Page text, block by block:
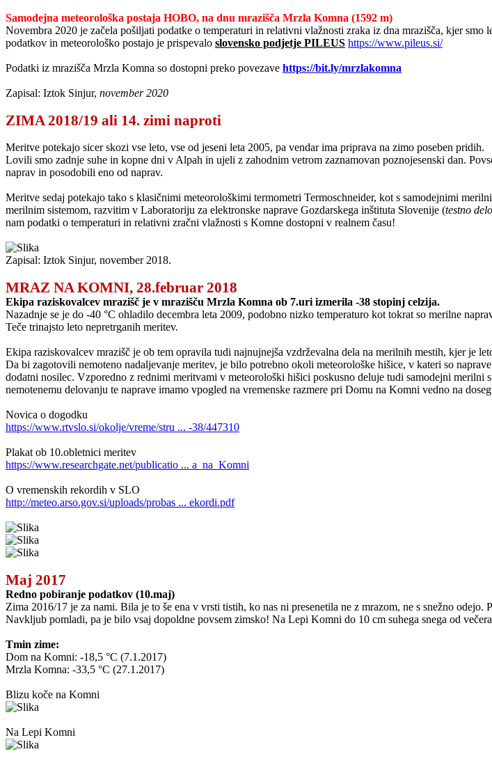
Samodejna meteorološka postaja HOBO, na dnu mrazišča Mrzla Komna (1592 m)
Novembra 2020 je začela pošiljati podatke o temperaturi in relativni vlažnosti zraka iz dna mrazišča, kjer
podatkov in meteorološko postajo je prispevalo slovensko podjetje PILEUS https://www.pileus.si/
Podatki iz mrazišča Mrzla Komna so dostopni preko povezave https://bit.ly/mrzlakomna
Zapisal: Iztok Sinjur, november 2020
ZIMA 2018/19 ali 14. zimi naproti
Meritve potekajo sicer skozi vse leto, vse od jeseni leta 2005, pa vendar ima priprava na zimo poseben pridih.
Lovili smo zadnje suhe in kopne dni v Alpah in ujeli z zahodnim vetrom zaznamovan poznojesenski dan.
naprav in posodobili eno od naprav.
Meritve sedaj potekajo tako s klasičnimi meteorološkimi termometri Termoschneider, kot s samodejnimi
merilnim sistemom, razvitim v Laboratoriju za elektronske naprave Gozdarskega inštituta Slovenije (testno
nam podatki o temperaturi in relativni zračni vlažnosti s Komne dostopni v realnem času!
Zapisal: Iztok Sinjur, november 2018.
MRAZ NA KOMNI, 28.februar 2018
Ekipa raziskovalcev mrazišč je v mrazišču Mrzla Komna ob 7.uri izmerila -38 stopinj celzija.
Nazadnje se je do -40 °C ohladilo decembra leta 2009, podobno nizko temperaturo kot tokrat so merilne
Teče trinajsto leto nepretrganih meritev.
Ekipa raziskovalcev mrazišč je ob tem opravila tudi najnujnejša vzdrževalna dela na merilnih mestih, kjer
Da bi zagotovili nemoteno nadaljevanje meritev, je bilo potrebno okoli meteorološke hišice, v kateri so
dodatni nosilec. Vzporedno z rednimi meritvami v meteorološki hišici poskusno deluje tudi samodejni
nemotenemu delovanju te naprave imamo vpogled na vremenske razmere pri Domu na Komni vedno na
Novica o dogodku
https://www.rtvslo.si/okolje/vreme/stru ... -38/447310
Plakat ob 10.obletnici meritev
https://www.researchgate.net/publicatio ... a_na_Komni
O vremenskih rekordih v SLO
http://meteo.arso.gov.si/uploads/probas ... ekordi.pdf
Maj 2017
Redno pobiranje podatkov (10.maj)
Zima 2016/17 je za nami. Bila je to še ena v vrsti tistih, ko nas ni presenetila ne z mrazom, ne s snežno
Navkljub pomladi, pa je bilo vsaj dopoldne povsem zimsko! Na Lepi Komni do 10 cm suhega snega od
Tmin zime:
Dom na Komni: -18,5 °C (7.1.2017)
Mrzla Komna: -33,5 °C (27.1.2017)
Blizu koče na Komni
Na Lepi Komni